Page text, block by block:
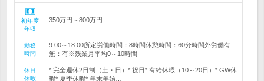
初年度
年収
350万円～800万円
勤務
時間
9:00～18:00所定労働時間：8時間休憩時間：60分時間外労働有
無：有※残業月平均0～10時間
休日
休暇
* 完全週休2日制（土・日）* 祝日* 有給休暇（10～20日）* GW休
暇* 夏季休暇* 年末年始…